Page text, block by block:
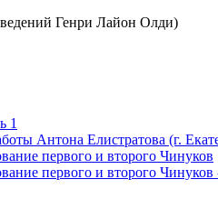
Генри Лайон Олди)
1
Антона Елистратова (г.
первого и второго Чинуков
первого и второго Чинуков